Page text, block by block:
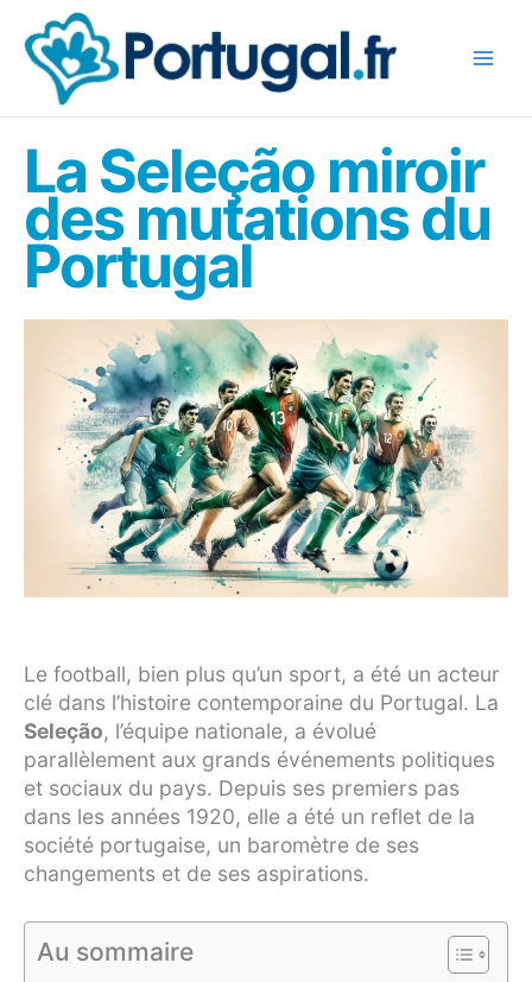
contenu
La Seleção miroir
des mutations du
Portugal
Le football, bien plus qu’un sport, a été un acteur
clé dans l’histoire contemporaine du Portugal. La
Seleção, l’équipe nationale, a évolué
parallèlement aux grands événements politiques
et sociaux du pays. Depuis ses premiers pas
dans les années 1920, elle a été un reflet de la
société portugaise, un baromètre de ses
changements et de ses aspirations.
Au sommaire